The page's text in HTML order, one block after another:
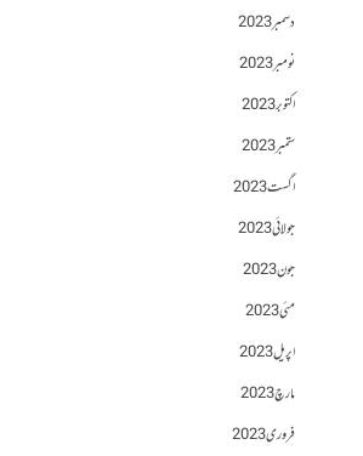
دسمبر 2023
نومبر 2023
اکتوبر 2023
ستمبر 2023
اگست 2023
جولائی 2023
جون 2023
مئی 2023
اپریل 2023
مارچ 2023
فروری 2023